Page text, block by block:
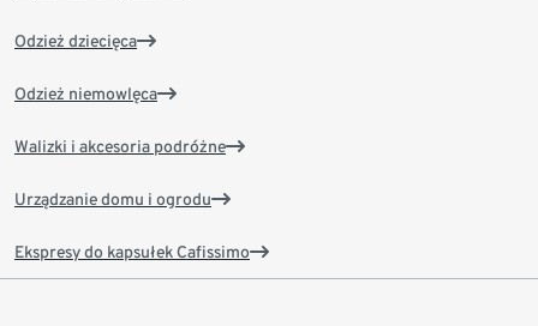
Odzież dziecięca
Odzież niemowlęca
Walizki i akcesoria podróżne
Urządzanie domu i ogrodu
Ekspresy do kapsułek Cafissimo